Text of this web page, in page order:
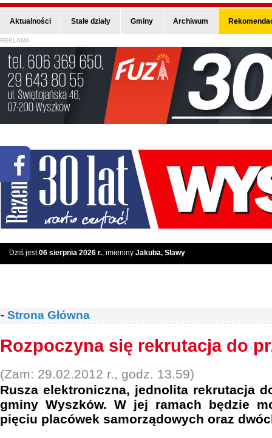
Aktualności Stałe działy Gminy Archiwum
REKLAMA
Dziś jest06 sierpnia 2026 r., imieniny Jakuba, Sławy
- Strona Główna
Rozpoczyna się rekrutacja do
(Zam: 29.02.2012 r., godz. 13.59)
Rusza elektroniczna, jednolita rekrutacja
gminy Wyszków. W jej ramach będzie
pięciu placówek samorządowych oraz